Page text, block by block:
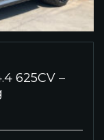
625CV –